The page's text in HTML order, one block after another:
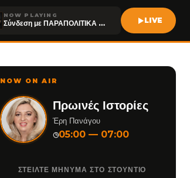
NOW PLAYING
Σύνδεση με ΠΑΡΑΠΟΛΙΤΙΚΑ FM LIVE
NOW ON AIR
Πρωινές Ιστορίες
Έρη Πανάγου
◷05:00 — 07:00
ΣΤΕΙΛΤΕ ΜΗΝΥΜΑ ΣΤΟ ΣΤΟΥΝΤΙΟ